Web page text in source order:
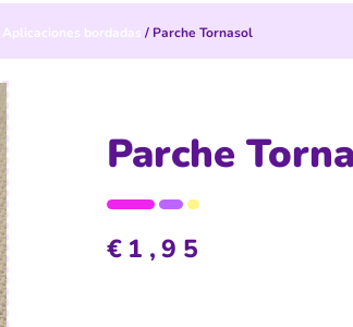
Aplicaciones bordadas / Parche Tornasol
Parche
€ 1,95